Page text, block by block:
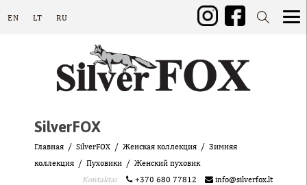
EN LT RU
SilverFOX
Главная SilverFOX Женская коллекция
Зимняя
коллекция
Пуховики
Женский пуховик
Kontaktai
+370 680 77812 info@silverfox.lt